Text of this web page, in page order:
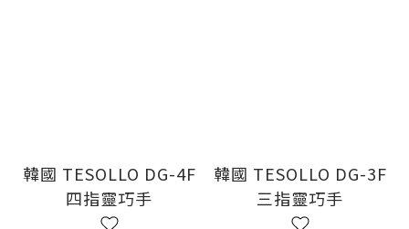
韓國 TESOLLO DG-4F
四指靈巧手
韓國 TESOLLO DG-3F
三指靈巧手